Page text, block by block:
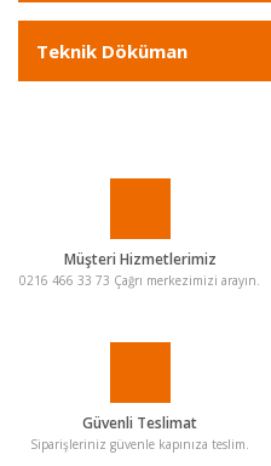
Teknik Döküman
Müşteri Hizmetlerimiz
0216 466 33 73 Çağrı merkezimizi arayın.
Güvenli Teslimat
Siparişleriniz güvenle kapınıza teslim.